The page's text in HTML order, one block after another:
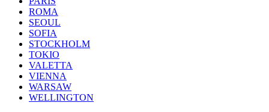
ROMA
SEOUL
SOFIA
STOCKHOLM
TOKIO
VALETTA
VIENNA
WARSAW
WELLINGTON